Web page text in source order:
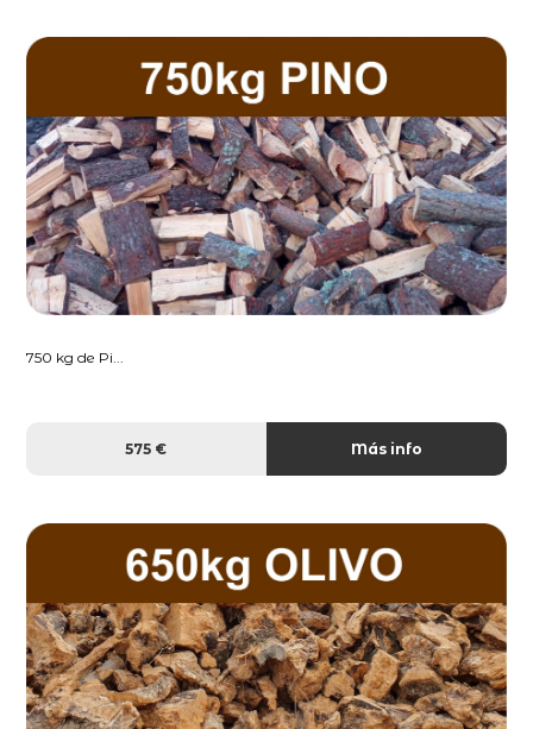
750 kg de Pi...
575 € Más info